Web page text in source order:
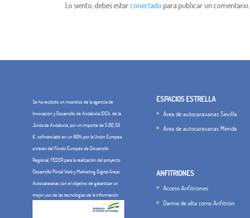
Lo siento, debes estarconectado para publicar un comentario.
Se ha recibido un incentivo de la agencia de
Innovación y Desarrollo de Andalucía IDEA, de la
Junta de Andalucía, por un importe de 5.812,50
€, cofinanciado en un 80% por la Unión Europea
a través del Fondo Europeo de Desarrollo
Regional, FEDER para la realización del proyecto
Desarrollo Portal Web y Marketing Digital Áreas
Autocaravanas con el objetivo de garantizar un
mejor uso de las tecnologías de la información
ESPACIOS ESTRELLA
Área de autocaravanas Sevilla
Área de autocaravanas Mérida
ANFITRIONES
Acceso Anfitriones
Darme de alta como Anfitrión